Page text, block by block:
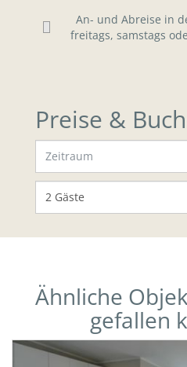
An- und Abreise in
freitags, samstags
Preise &
Ähnliche
gefallen